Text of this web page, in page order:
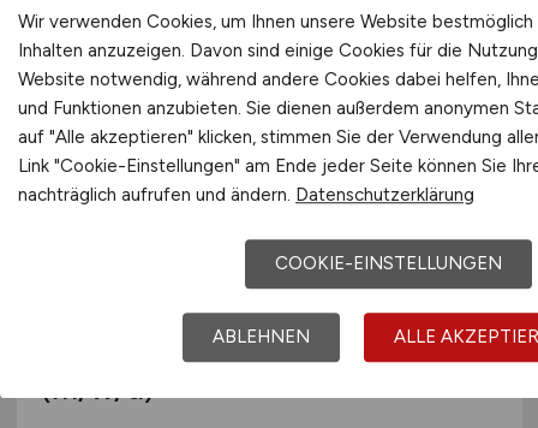
heute
Berlin / Mecklenburg-Vorpommern
Mechatroniker für Kältetechnik
Wir verwenden Cookies, um Ihnen unsere Website
Inhalten anzuzeigen. Davon sind einige Cookies für die
Website notwendig, während andere Cookies dabei helfen,
und Funktionen anzubieten. Sie dienen außerdem anonymen
auf "Alle akzeptieren" klicken, stimmen Sie der Verwendung
Link "Cookie-Einstellungen" am Ende jeder Seite können Sie
nachträglich aufrufen und ändern. Datenschutzerklärung
COOKIE-EINSTELLUNGEN
ABLEHNEN ALLE